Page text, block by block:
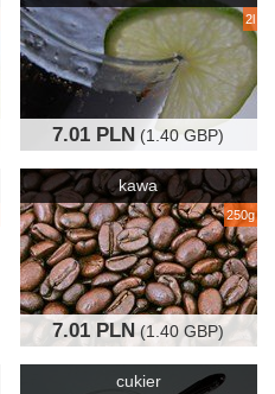
2l
7.01 PLN (1.40 GBP)
kawa
250g
7.01 PLN (1.40 GBP)
cukier